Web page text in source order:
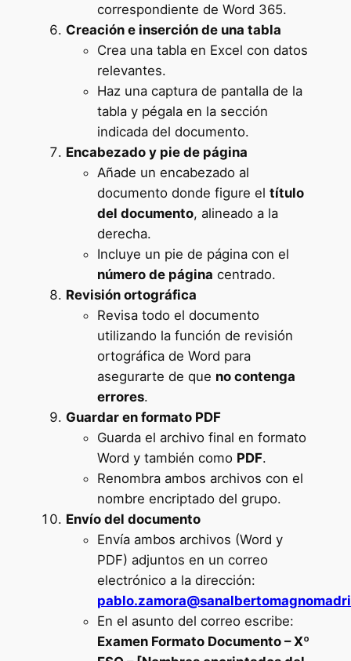
correspondiente de Word 365.
Creación e inserción de una tabla
Crea una tabla en Excel con datos
relevantes.
Haz una captura de pantalla de la
tabla y pégala en la sección
indicada del documento.
Encabezado y pie de página
Añade un encabezado al
documento donde figure el título
del documento, alineado a la
derecha.
Incluye un pie de página con el
número de página centrado.
Revisión ortográfica
Revisa todo el documento
utilizando la función de revisión
ortográfica de Word para
asegurarte de que no contenga
errores.
Guardar en formato PDF
Guarda el archivo final en formato
Word y también como PDF.
Renombra ambos archivos con el
nombre encriptado del grupo.
Envío del documento
Envía ambos archivos (Word y
PDF) adjuntos en un correo
electrónico a la dirección:
En el asunto del correo escribe:
Examen Formato Documento – Xº